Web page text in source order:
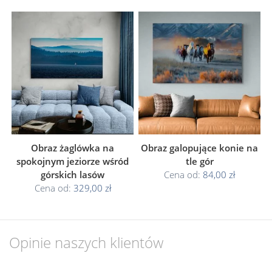
Obraz żaglówka na
spokojnym jeziorze wśród
górskich lasów
Cena od: 329,00 zł
Obraz galopujące konie na
tle gór
Cena od: 84,00 zł
Opinie naszych klientów